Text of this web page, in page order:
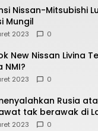
Nissan-Mitsubishi
Mungil
2023 0
New Nissan Livina
NMI?
2023 0
Rusia
tak berawak di
menyangkal
2023 0